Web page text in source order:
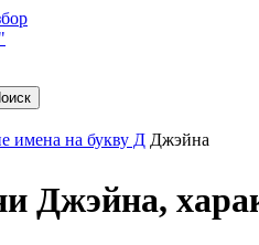
имена на букву Д Джэйна
Джэйна,